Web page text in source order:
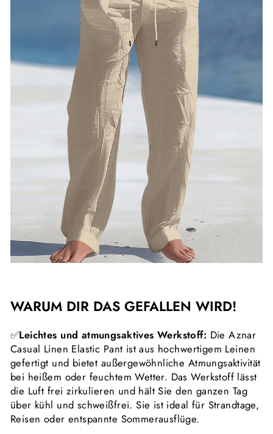
WARUM DIR DAS GEFALLEN WIRD!
✅Leichtes und atmungsaktives Werkstoff: Die Aznar
Casual Linen Elastic Pant ist aus hochwertigem Leinen
gefertigt und bietet außergewöhnliche Atmungsaktivität
bei heißem oder feuchtem Wetter. Das Werkstoff lässt
die Luft frei zirkulieren und hält Sie den ganzen Tag
über kühl und schweißfrei. Sie ist ideal für Strandtage,
Reisen oder entspannte Sommerausflüge.